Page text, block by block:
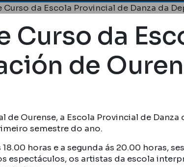
Curso da Escola Provincial de Danza da
Curso da
de
Ourense, a Escola Provincial de
semestre do ano.
horas e a segunda ás 20.00 horas,
espectáculos, os artistas da escola